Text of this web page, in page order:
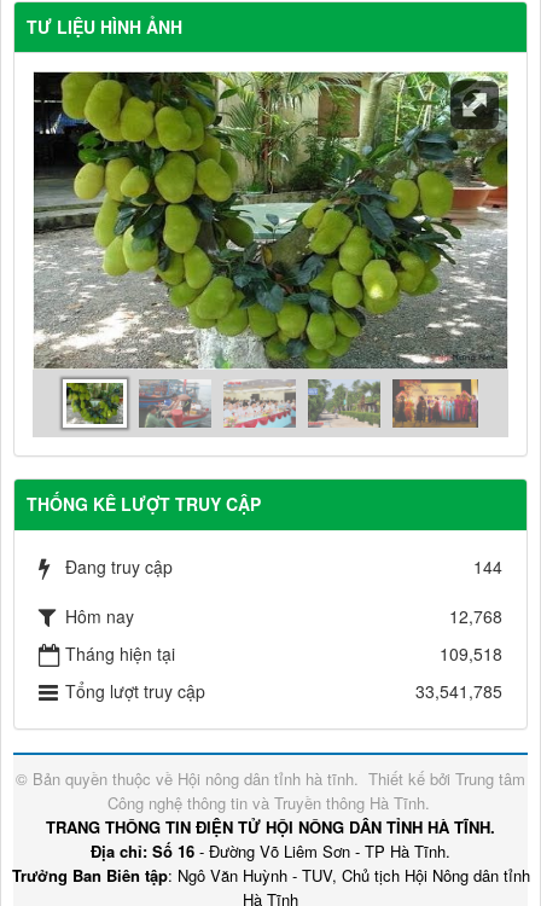
TƯ LIỆU HÌNH ẢNH
THỐNG KÊ LƯỢT TRUY CẬP
Đang truy cập 144
Hôm nay
12,768
Tháng hiện tại
109,518
Tổng lượt truy cập
33,541,785
© Bản quyền thuộc về Hội nông dân tỉnh hà tĩnh. Thiết kế bởi Trung tâm
Công nghệ thông tin và Truyền thông Hà Tĩnh.
TRANG THÔNG TIN ĐIỆN TỬ HỘI NÔNG DÂN TỈNH HÀ TĨNH.
Địa chỉ: Số 16 - Đường Võ Liêm Sơn - TP Hà Tĩnh.
Trưởng Ban Biên tập: Ngô Văn Huỳnh - TUV, Chủ tịch Hội Nông dân tỉnh
Hà Tĩnh